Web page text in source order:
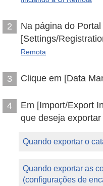
2
Na página do
[Settings/
Remota
3 Clique em [Data
4
Em [Import/Export
que deseja
Quando exportar o
Quando exportar as
(configurações de